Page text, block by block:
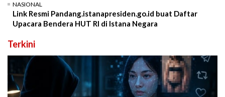
NASIONAL
Link Resmi Pandang.istanapresiden.go.id buat Daftar
Upacara Bendera HUT RI di Istana Negara
Terkini